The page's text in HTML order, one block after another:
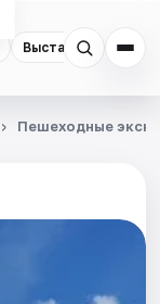
Выставки
Пешеходные